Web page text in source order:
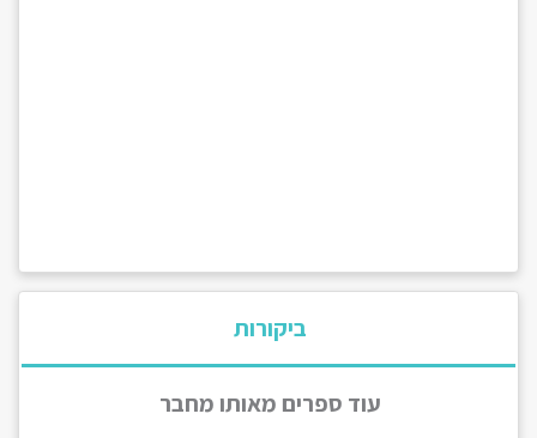
ביקורות
עוד ספרים מאותו מחבר